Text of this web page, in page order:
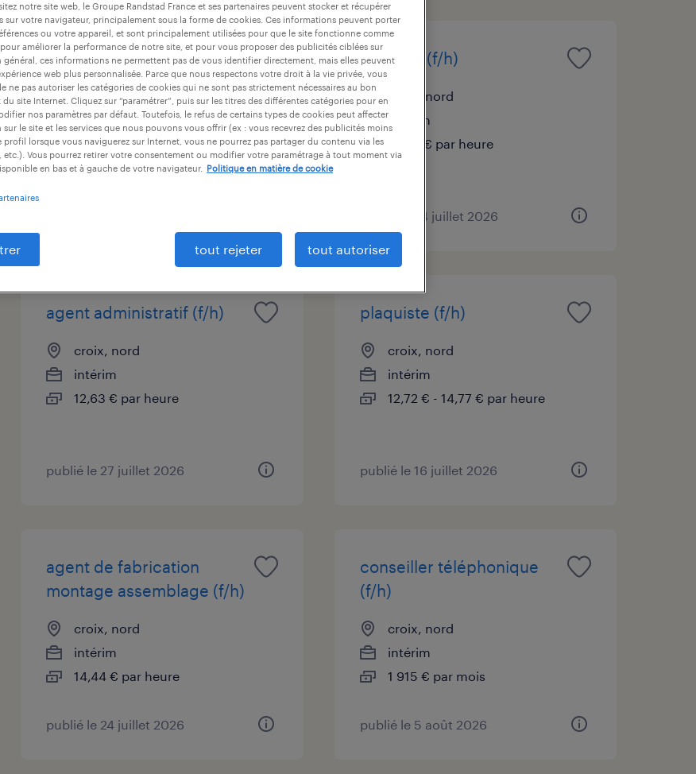
technicien support n1/n2
(h/f)
croix, nord
intérim
22 500 € - 23 500 € par mois
soudeur (f/h)
croix, nord
intérim
15,56 € par heure
publié le 24 juillet 2026
agent administratif (f/h)
croix, nord
intérim
12,63 € par heure
publié le 27 juillet 2026
plaquiste (f/h)
croix, nord
intérim
12,72 € - 14,77 € par heure
publié le 16 juillet 2026
agent de fabrication
montage assemblage (f/h)
croix, nord
intérim
14,44 € par heure
publié le 24 juillet 2026
conseiller téléphonique
(f/h)
croix, nord
intérim
1 915 € par mois
publié le 5 août 2026
notre site web, le Groupe Randstad France et ses partenaires peuvent stocker et récupérer
sur votre navigateur, principalement sous la forme de cookies. Ces informations peuvent porter
ou votre appareil, et sont principalement utilisées pour que le site fonctionne comme
pour améliorer la performance de notre site, et pour vous proposer des publicités ciblées sur
général, ces informations ne permettent pas de vous identifier directement, mais elles peuvent
web plus personnalisée. Parce que nous respectons votre droit à la vie privée, vous
ne pas autoriser les catégories de cookies qui ne sont pas strictement nécessaires au bon
site Internet. Cliquez sur “paramétrer”, puis sur les titres des différentes catégories pour en
nos paramètres par défaut. Toutefois, le refus de certains types de cookies peut affecter
le site et les services que nous pouvons vous offrir (ex : vous recevrez des publicités moins
profil lorsque vous naviguerez sur Internet, vous ne pourrez pas partager du contenu via les
etc.). Vous pourrez retirer votre consentement ou modifier votre paramétrage à tout moment via
en bas et à gauche de votre navigateur.
Politique en matière de cookie
tout rejeter tout autoriser